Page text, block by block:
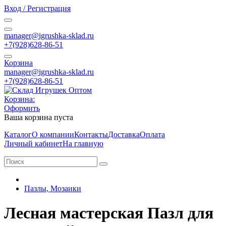
Вход / Регистрация
manager@igrushka-sklad.ru
+7(928)628-86-51
Корзина
manager@igrushka-sklad.ru
+7(928)628-86-51
Корзина:
Оформить
Ваша корзина пуста
КаталогО компанииКонтактыДоставкаОплата
Личный кабинетНа главную
Пазлы, Мозаики
Лесная мастерская Пазл для